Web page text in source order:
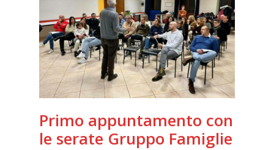
Primo appuntamento con
le serate Gruppo Famiglie